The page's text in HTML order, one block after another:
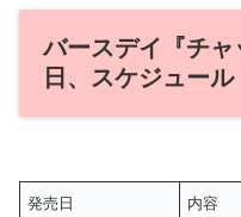
バースデイ『チ
日、スケジュール
発売日 内容